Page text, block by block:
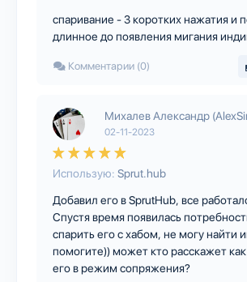
спаривание - 3 коротких нажатия и
длинное до появления мигания
Комментарии (0)
Михалев Александр
02-11-2023
Использую: Sprut.hub
Добавил его в SprutHub, все
Спустя время появилась
спарить его с хабом, не могу найти
помогите)) может кто расскажет как
его в режим сопряжения?